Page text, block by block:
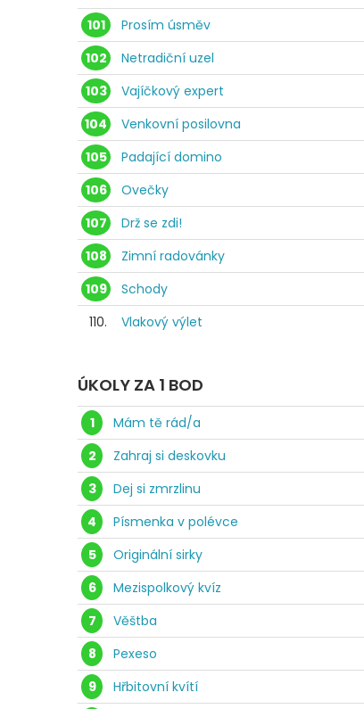
101 Prosím úsměv
102
Netradiční uzel
103
Vajíčkový expert
104
Venkovní posilovna
105
Padající domino
106
Ovečky
107
Drž se zdi!
108
Zimní radovánky
109
Schody
110.
Vlakový výlet
ÚKOLY ZA 1 BOD
1
Mám tě rád/a
2
Zahraj si deskovku
3
Dej si zmrzlinu
4
Písmenka v polévce
5
Originální sirky
6
Mezispolkový kvíz
7
Věštba
8
Pexeso
9
Hřbitovní kvítí